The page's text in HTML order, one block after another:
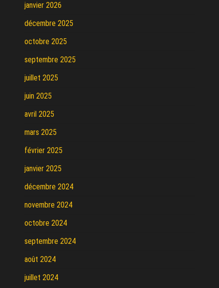
janvier 2026
décembre 2025
octobre 2025
septembre 2025
juillet 2025
juin 2025
avril 2025
mars 2025
février 2025
janvier 2025
décembre 2024
novembre 2024
octobre 2024
septembre 2024
août 2024
juillet 2024